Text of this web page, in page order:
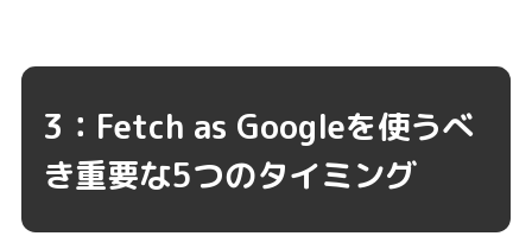
3：Fetch as Googleを使うべ
き重要な5つのタイミング